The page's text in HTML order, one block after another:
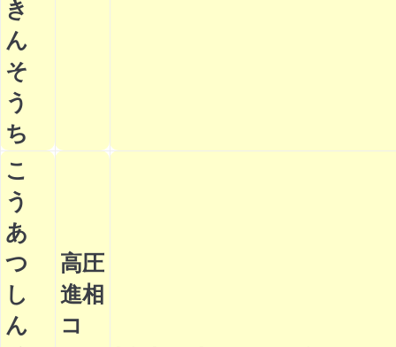
き
ん
そ
う
ち
こ
う
あ
つ
し
ん
高圧
進相
コ